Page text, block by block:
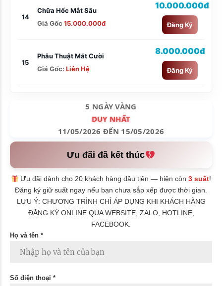
14
Chữa Hốc Mắt Sâu
Giá Gốc 15.000.000đ
10.000.000đ
Đăng Ký
15
Phẫu Thuật Mắt Cười
Giá Gốc: Liên Hệ
8.000.000đ
Đăng Ký
5 NGÀY VÀNG
DUY NHẤT
11/05/2026 ĐẾN 15/05/2026
Ưu đãi đã kết thúc
Ưu đãi dành cho 20 khách hàng đầu tiên — hiện còn3 suất!
Đăng ký giữ suất ngay nếu bạn chưa sắp xếp được thời gian.
LƯU Ý: CHƯƠNG TRÌNH CHỈ ÁP DỤNG KHI KHÁCH HÀNG
ĐĂNG KÝ ONLINE QUA WEBSITE, ZALO, HOTLINE,
FACEBOOK.
Họ và tên *
Số điện thoại *